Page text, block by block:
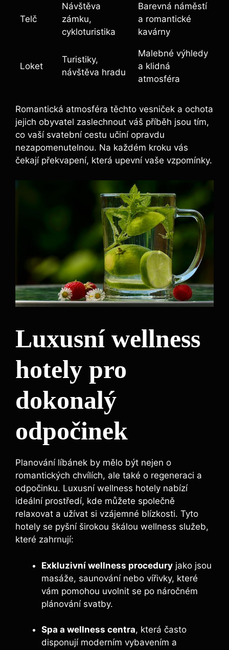
Telč
Návštěva
zámku,
cykloturistika
Barevná ⁤náměstí
a romantické
kavárny
Loket
Turistiky,
návštěva hradu
Malebné výhledy
a ‍klidná
atmosféra
Romantická atmosféra těchto vesniček a ochota
jejich obyvatel‍ zaslechnout váš příběh jsou tím,
co⁢ vaší svatební⁢ cestu učiní opravdu
nezapomenutelnou. Na každém kroku vás
čekají překvapení, která‍ upevní vaše vzpomínky.
Luxusní wellness
hotely pro
dokonalý
odpočinek
Planování líbánek by ​mělo být nejen o
romantických chvílích, ale také⁤ o regeneraci a
odpočinku. Luxusní wellness hotely nabízí
‌ideální prostředí, kde můžete společně
relaxovat a užívat si vzájemné blízkosti. Tyto
hotely se pyšní širokou škálou wellness‍ služeb,
které zahrnují:
Exkluzivní wellness procedury jako jsou‍
masáže, saunování nebo vířivky, které
vám pomohou uvolnit ‌se po náročném
plánování svatby.
Spa a ⁢wellness ​centra, která často
disponují moderním vybavením a